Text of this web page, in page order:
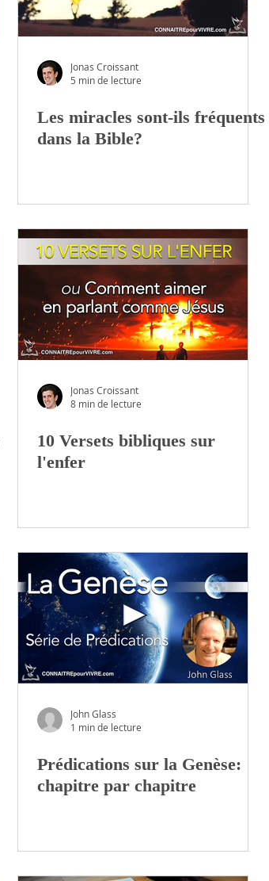
Jonas Croissant
5 min de lecture
Les miracles sont-ils fréquents
dans la Bible?
Jonas Croissant
8 min de lecture
10 Versets bibliques sur
l'enfer
John Glass
1 min de lecture
Prédications sur la Genèse:
chapitre par chapitre